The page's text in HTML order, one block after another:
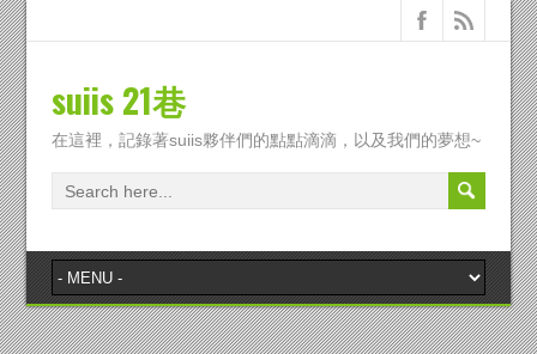
suiis 21巷
在這裡，記錄著suiis夥伴們的點點滴滴，以及我們的夢想~